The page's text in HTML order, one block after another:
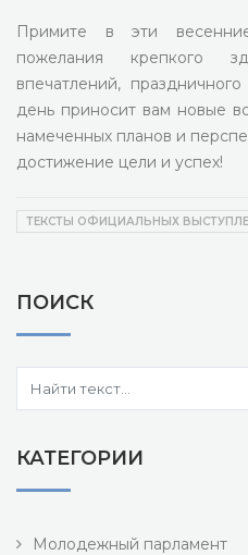
Примите в эти
пожелания крепкого
впечатлений,
день приносит вам новые
намеченных планов и
достижение цели и успех!
ТЕКСТЫ ОФИЦИАЛЬНЫХ
ПОИСК
КАТЕГОРИИ
Молодежный парламент